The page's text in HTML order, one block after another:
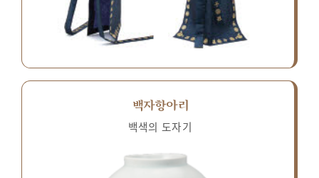
백자항아리
백색의 도자기